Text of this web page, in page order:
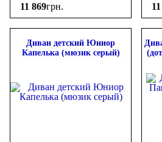
11 869грн.
Диван детский Юниор
Капелька (мюзик серый)